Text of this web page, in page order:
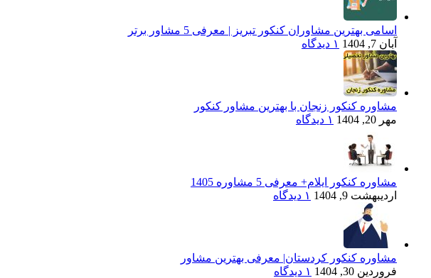
اسامی بهترین مشاوران کنکور تبریز | معرفی 5 مشاور برتر
آبان 7, 1404
۱ دیدگاه
مشاوره کنکور زنجان با بهترین مشاور کنکور
مهر 20, 1404
۱ دیدگاه
مشاوره کنکور ایلام+ معرفی 5 مشاوره 1405
اردیبهشت 9, 1404
۱ دیدگاه
مشاوره کنکور کردستان| معرفی بهترین مشاور
فروردین 30, 1404
۱ دیدگاه